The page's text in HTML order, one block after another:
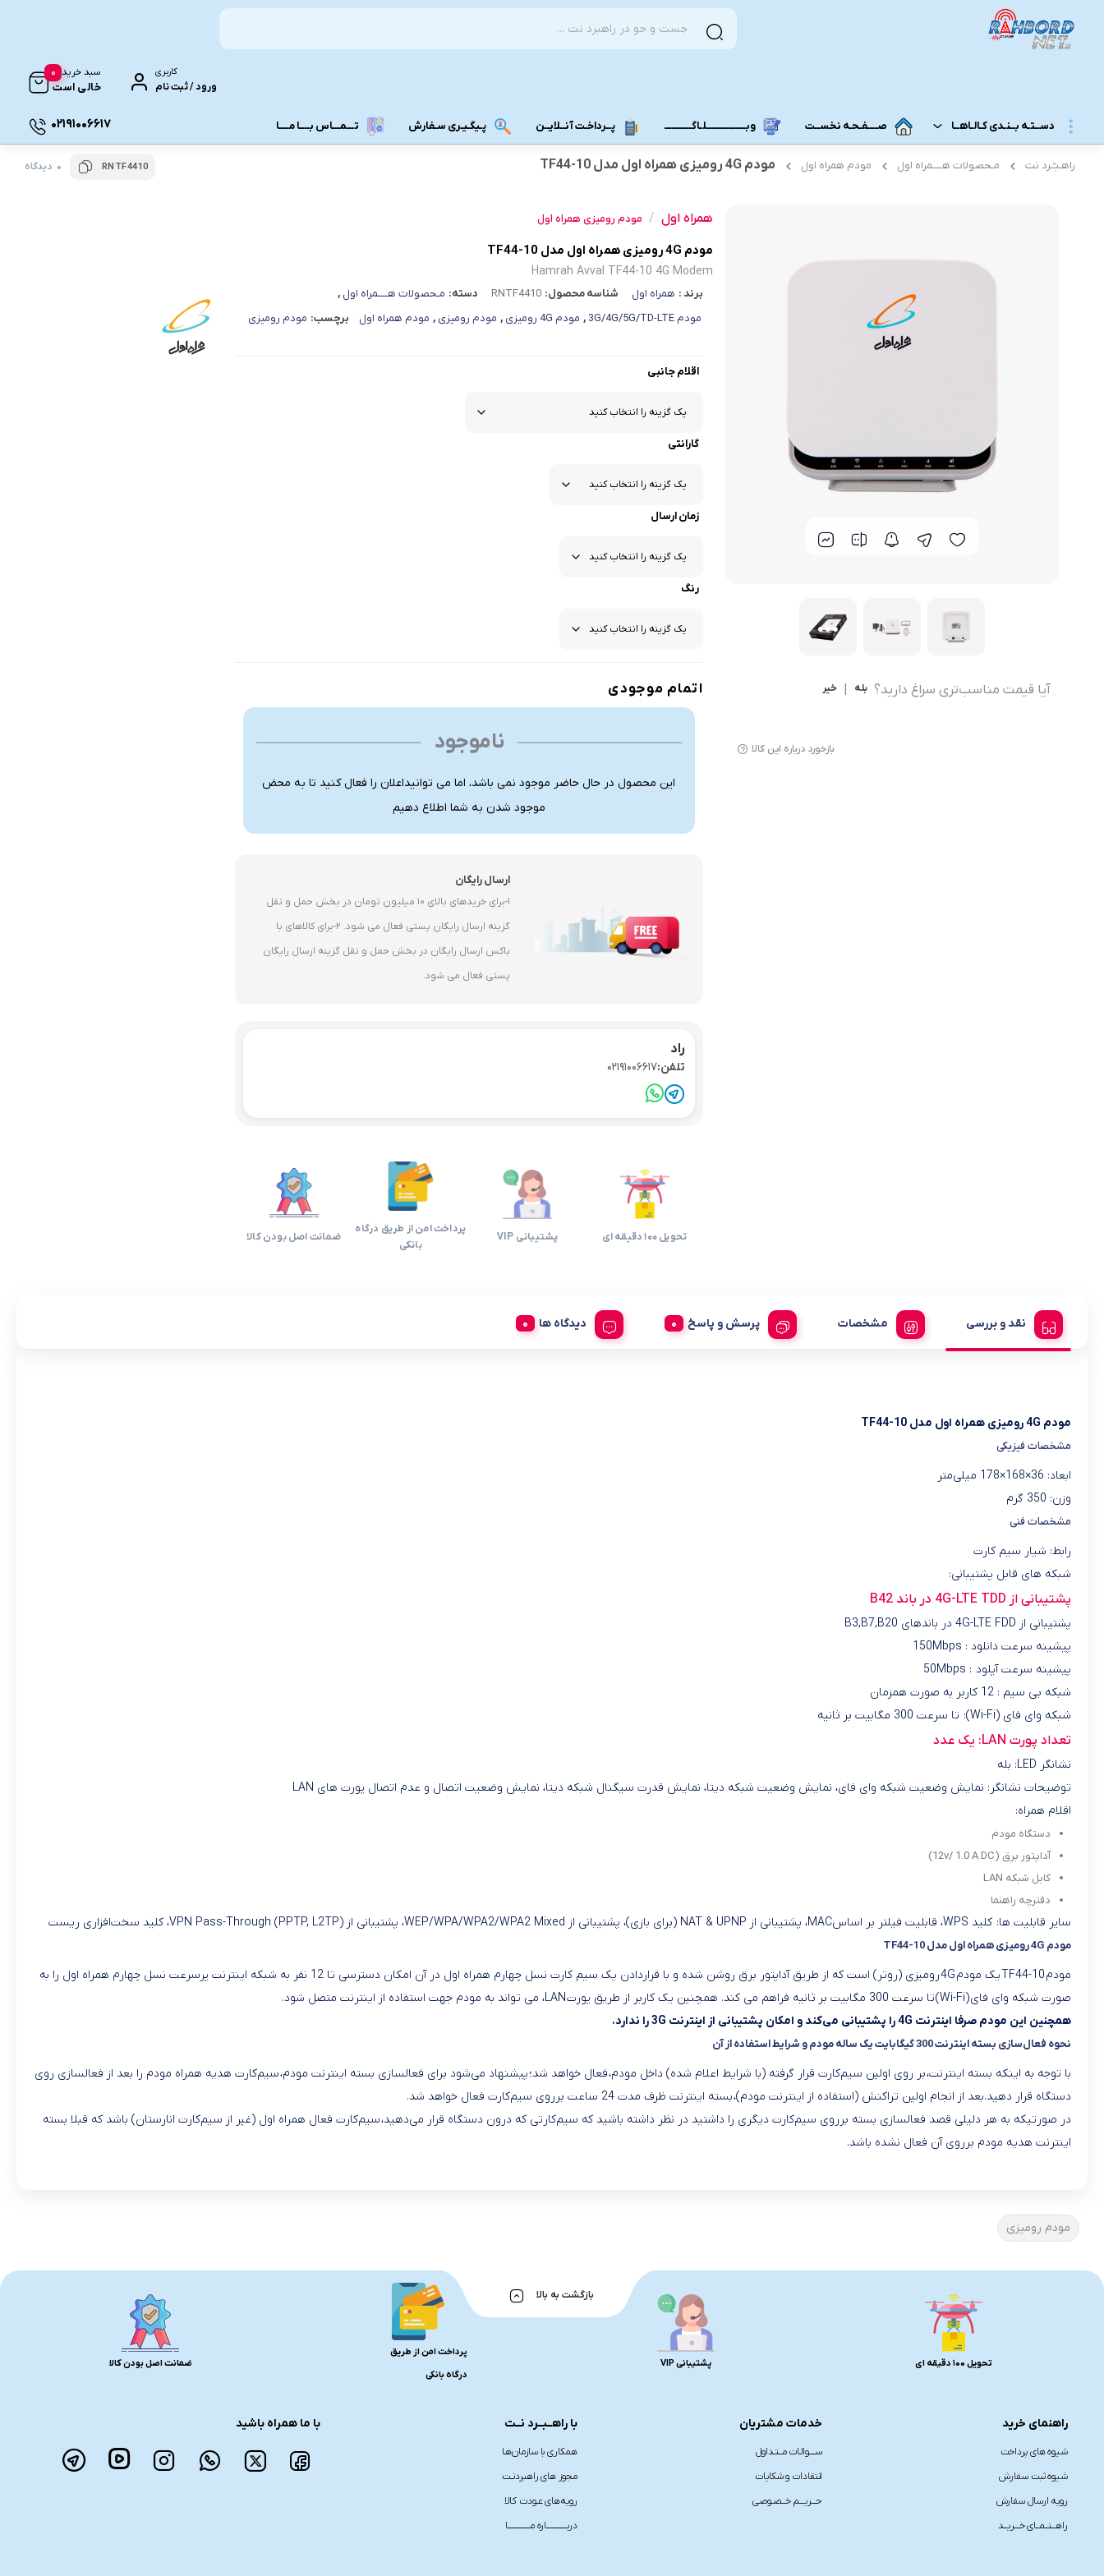
کاربری
ورود / ثبت نام
سبد خرید
خالی است
0
دســتـه بــنـدی کـالـاهــا
مــودم 3G/4G/5G/TD-LTE مــودم رومـــیـزی
مـــــــــــودم USB
مــــحـصـولات هــــــمــراه اول
مـــــــحـصــولات رایـــــــتـــــــل
انــــــــــــدرویــد بـــــــــاکــــس
صــــفـحـه نخســت وبــــــــــــــــلـاگـــــــــــ پــرداخـت آنــلایــن پـیگـیـری سـفارش تـــمـــاس بــــا مــــا 02191006617
راهـبـُـرد نت مـحصولات هــــمراه اول مودم همراه اول مودم 4G رومیزی همراه اول مدل TF44-10 RNTF4410 0 دیدگاه
آیا قیمت مناسب‌تری سراغ دارید؟ بله خیر
بازخورد درباره این کالا
همراه اول / مودم رومیزی همراه اول
مودم 4G رومیزی همراه اول مدل TF44-10
Hamrah Avval TF44-10 4G Modem
برند : همراه اول شناسه محصول: RNTF4410 دسته: مـحصولات هــــمراه اول ,
مودم 3G/4G/5G/TD-LTE
, مودم 4G رومیزی , مودم رومیزی , مودم همراه اول برچسب: مودم رومیزی
اقلام جانبی
گارانتی
زمان ارسال
رنگ
اتمام موجودی
ناموجود
این محصول در حال حاضر موجود نمی باشد، اما می توانیداعلان را فعال کنید تا به محض
موجود شدن به شما اطلاع دهیم
ارسال رایگان
1-برای خریدهای بالای 10 میلیون تومان در بخش حمل و نقل
گزینه ارسال رایگان پستی فعال می شود. 2-برای کالاهای با
باکس ارسال رایگان در بخش حمل و نقل گزینه ارسال رایگان
پستی فعال می شود.
راد
تلفن:02191006617
تحویل 100 دقیقه ای پشتیبانی VIP
پرداخت امن از طریق درگاه
بانکی
ضمانت اصل بودن کالا
نقد و بررسی مشخصات پرسش و پاسخ دیدگاه ها
مودم 4G رومیزی همراه اول مدل TF44-10
مشخصات فیزیکی
ابعاد: 36×168×178 میلی‌متر
وزن: 350 گرم
مشخصات فنی
رابط: شیار سیم کارت
شبکه های قابل پشتیبانی:
پشتیبانی از 4G-LTE TDD در باند B42
پشتیبانی از 4G-LTE FDD در باندهای B3,B7,B20
پیشینه سرعت دانلود : 150Mbps
پیشینه سرعت آپلود : 50Mbps
شبکه بی سیم : 12 کاربر به صورت همزمان
شبکه وای فای (Wi-Fi): تا سرعت 300 مگابیت بر ثانیه
تعداد پورت LAN: یک عدد
نشانگر LED: بله
توضیحات نشانگر: نمایش وضعیت شبکه وای فای، نمایش وضعیت شبکه دیتا، نمایش قدرت سیگنال شبکه دیتا، نمایش وضعیت اتصال و عدم اتصال پورت های LAN
اقلام همراه:
دستگاه مودم
آداپتور برق (12v/ 1.0 A DC)
کابل شبکه LAN
دفترچه راهنما
سایر قابلیت ها: کلید WPS، قابلیت فیلتر بر اساسMAC، پشتیبانی از NAT & UPNP (برای بازی)، پشتیبانی از WEP/WPA/WPA2/WPA2 Mixed، پشتیبانی از VPN Pass-Through (PPTP, L2TP)، کلید سخت‌افزاری ریست
مودم 4G رومیزی همراه اول مدل TF44-10
مودم TF44-10 یک مودم 4G رومیزی (روتر) است که از طریق آداپتور برق روشن شده و با قراردادن یک سیم کارت نسل چهارم همراه اول در آن امکان دسترسی تا 12 نفر به شبکه اینترنت پرسرعت نسل چهارم همراه اول را به
صورت شبکه وای فای (Wi-Fi) تا سرعت 300 مگابیت بر ثانیه فراهم می کند. همچنین یک کاربر از طریق پورت LAN، می تواند به مودم جهت استفاده از اینترنت متصل شود.
همچنین این مودم صرفا اینترنت 4G را پشتیبانی می‌کند و امکان پشتیبانی از اینترنت 3G را ندارد.
نحوه فعال‌سازی بسته اینترنت 300 گیگابایت یک ساله مودم و شرایط استفاده از آن
با توجه به اینکه بسته اینترنت، بر روی اولین سیم‌کارت قرار گرفته (با شرایط اعلام شده) داخل مودم، فعال خواهد شد؛ پیشنهاد می‌شود برای فعالسازی بسته اینترنت مودم، سیم‌کارت هدیه همراه مودم را بعد از فعالسازی روی
دستگاه قرار دهید.بعد از انجام اولین تراکنش (استفاده از اینترنت مودم)، بسته اینترنت ظرف مدت 24 ساعت برروی سیم‌کارت فعال خواهد شد.
در صورتیکه به هر دلیلی قصد فعالسازی بسته برروی سیم‌کارت دیگری را داشتید در نظر داشته باشید که سیم‌کارتی که درون دستگاه قرار می‌دهید، سیم‌کارت فعال همراه اول (غیر از سیم‌کارت انارستان) باشد که قبلا بسته
اینترنت هدیه مودم برروی آن فعال نشده باشد.
مودم رومیزی
بازگشت به بالا
تحویل 100 دقیقه ای پشتیبانی VIP
پرداخت امن از طریق
درگاه بانکی
ضمانت اصل بودن کالا
راهنمای خرید
شیوه های پرداخت
شیوه ثبت سفارش
رویه ارسال سفارش
راهـــنــمــای خـــریــد
خدمات مشتریان
ســــوالـات مــتـداول
انتقادات و شکایات
حـــریـــم خــصـوصی
با راهــبــرد نــت
همکاری با سازمان‌هـا
مجوز های راهبردنـت
رویه‌های عـودت کالا
دربـــــــــــــاره مــــــــــــــا
با ما همراه باشید